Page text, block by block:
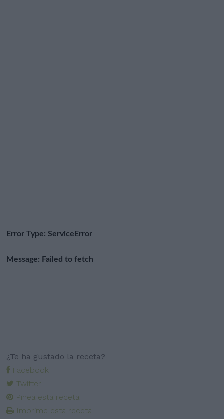
¿Te ha gustado la receta?
Facebook
Twitter
Pinea esta receta
Imprime esta receta